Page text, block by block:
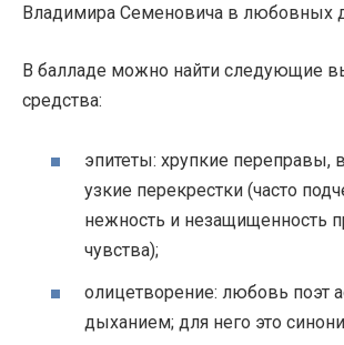
Владимира Семеновича в любовных
В балладе можно найти следующие
средства:
эпитеты: хрупкие переправы,
узкие перекрестки (часто
нежность и незащищенность
чувства);
олицетворение: любовь поэт
дыханием; для него это